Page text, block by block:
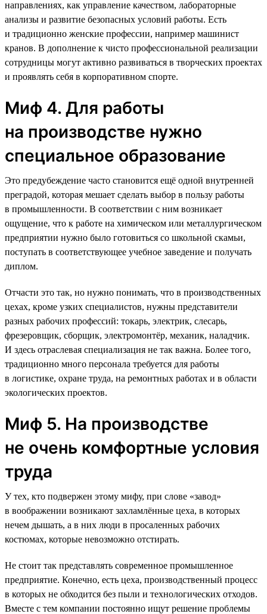
направлениях, как управление качеством, лабораторные
анализы и развитие безопасных условий работы. Есть
и традиционно женские профессии, например машинист
кранов. В дополнение к чисто профессиональной реализации
сотрудницы могут активно развиваться в творческих проектах
и проявлять себя в корпоративном спорте.
Миф 4. Для работы
на производстве нужно
специальное образование
Это предубеждение часто становится ещё одной внутренней
преградой, которая мешает сделать выбор в пользу работы
в промышленности. В соответствии с ним возникает
ощущение, что к работе на химическом или металлургическом
предприятии нужно было готовиться со школьной скамьи,
поступать в соответствующее учебное заведение и получать
диплом.
Отчасти это так, но нужно понимать, что в производственных
цехах, кроме узких специалистов, нужны представители
разных рабочих профессий: токарь, электрик, слесарь,
фрезеровщик, сборщик, электромонтёр, механик, наладчик.
И здесь отраслевая специализация не так важна. Более того,
традиционно много персонала требуется для работы
в логистике, охране труда, на ремонтных работах и в области
экологических проектов.
Миф 5. На производстве
не очень комфортные условия
труда
У тех, кто подвержен этому мифу, при слове «завод»
в воображении возникают захламлённые цеха, в которых
нечем дышать, а в них люди в просаленных рабочих
костюмах, которые невозможно отстирать.
Не стоит так представлять современное промышленное
предприятие. Конечно, есть цеха, производственный процесс
в которых не обходится без пыли и технологических отходов.
Вместе с тем компании постоянно ищут решение проблемы